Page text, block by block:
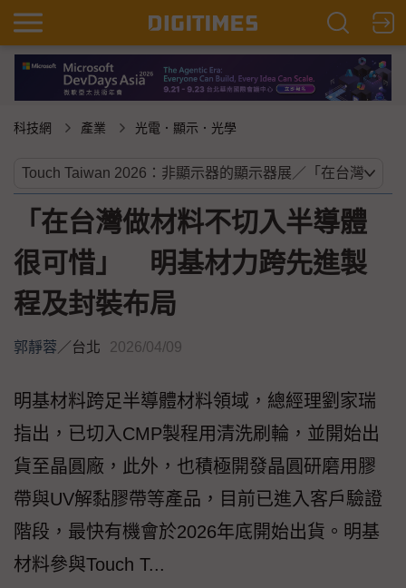
科技網 產業 光電．顯示．光學
「在台灣做材料不切入半導體
很可惜」 明基材力跨先進製
程及封裝布局
郭靜蓉／台北 2026/04/09
明基材料跨足半導體材料領域，總經理劉家瑞
指出，已切入CMP製程用清洗刷輪，並開始出
貨至晶圓廠，此外，也積極開發晶圓研磨用膠
帶與UV解黏膠帶等產品，目前已進入客戶驗證
階段，最快有機會於2026年底開始出貨。明基
材料參與Touch T...